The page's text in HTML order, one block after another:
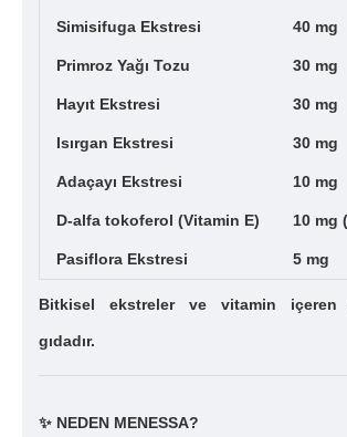
Simisifuga Ekstresi 40 mg
Primroz Yağı Tozu 30 mg
Hayıt Ekstresi 30 mg
Isırgan Ekstresi 30 mg
Adaçayı Ekstresi 10 mg
D-alfa tokoferol (Vitamin E) 10 mg
Pasiflora Ekstresi 5 mg
Bitkisel ekstreler ve vitamin içeren
gıdadır.
✨ NEDEN MENESSA?